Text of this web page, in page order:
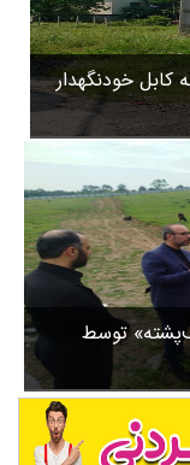
کابل خودنگهدار
توسط